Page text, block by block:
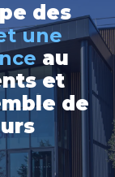
des
une
au
et
de